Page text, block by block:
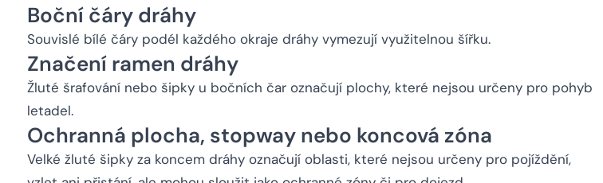
Boční čáry dráhy
Souvislé bílé čáry podél každého okraje dráhy vymezují využitelnou šířku.
Značení ramen dráhy
Žluté šrafování nebo šipky u bočních čar označují plochy, které nejsou určeny pro pohyb
letadel.
Ochranná plocha, stopway nebo koncová zóna
Velké žluté šipky za koncem dráhy označují oblasti, které nejsou určeny pro pojíždění,